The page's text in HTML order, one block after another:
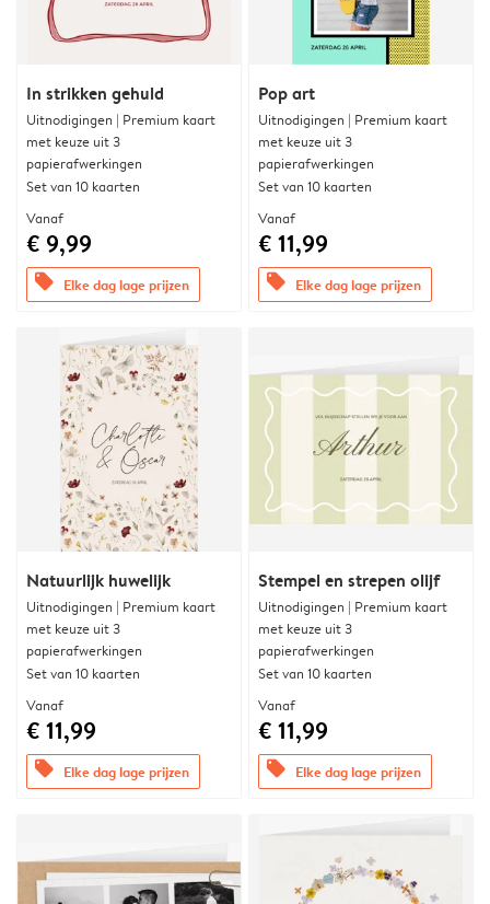
In strikken gehuld
Uitnodigingen | Premium kaart
met keuze uit 3
papierafwerkingen
Set van 10 kaarten
Vanaf
€ 9,99
offers Elke dag lage prijzen
Pop art
Uitnodigingen | Premium kaart
met keuze uit 3
papierafwerkingen
Set van 10 kaarten
Vanaf
€ 11,99
offers Elke dag lage prijzen
Natuurlijk huwelijk
Uitnodigingen | Premium kaart
met keuze uit 3
papierafwerkingen
Set van 10 kaarten
Vanaf
€ 11,99
offers Elke dag lage prijzen
Stempel en strepen olijf
Uitnodigingen | Premium kaart
met keuze uit 3
papierafwerkingen
Set van 10 kaarten
Vanaf
€ 11,99
offers Elke dag lage prijzen